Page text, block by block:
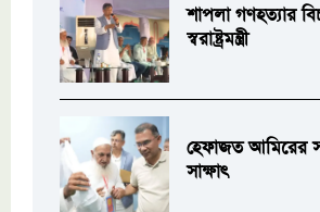
শাপলা গণহত্যার
স্বরাষ্ট্রমন্ত্রী
হেফাজত আমিরের
সাক্ষাৎ